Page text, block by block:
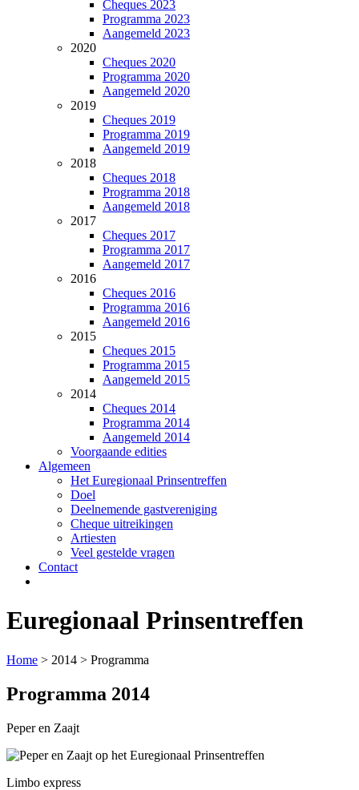
Cheques 2023
Programma 2023
Aangemeld 2023
2020
Cheques 2020
Programma 2020
Aangemeld 2020
2019
Cheques 2019
Programma 2019
Aangemeld 2019
2018
Cheques 2018
Programma 2018
Aangemeld 2018
2017
Cheques 2017
Programma 2017
Aangemeld 2017
2016
Cheques 2016
Programma 2016
Aangemeld 2016
2015
Cheques 2015
Programma 2015
Aangemeld 2015
2014
Cheques 2014
Programma 2014
Aangemeld 2014
Voorgaande edities
Algemeen
Het Euregionaal Prinsentreffen
Doel
Deelnemende gastvereniging
Cheque uitreikingen
Artiesten
Veel gestelde vragen
Contact
Euregionaal Prinsentreffen
Home > 2014 > Programma
Programma 2014
Peper en Zaajt
Limbo express